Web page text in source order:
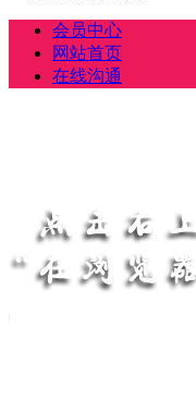
会员中心
网站首页
在线沟通